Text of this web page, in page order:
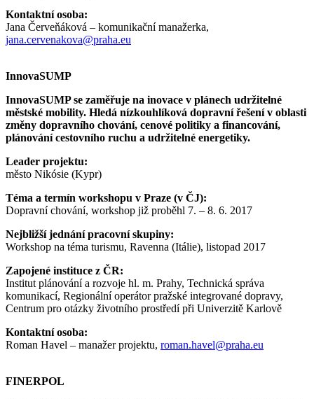
Kontaktní osoba:
Jana Červeňáková – komunikační manažerka,
jana.cervenakova@praha.eu
InnovaSUMP
InnovaSUMP se zaměřuje na inovace v plánech udržitelné
městské mobility. Hledá nízkouhlíková dopravní řešení v oblasti
změny dopravního chování, cenové politiky a financování,
plánování cestovního ruchu a udržitelné energetiky.
Leader projektu:
město Nikósie (Kypr)
Téma a termín workshopu v Praze (v ČJ):
Dopravní chování, workshop již proběhl 7. – 8. 6. 2017
Nejbližší jednání pracovní skupiny:
Workshop na téma turismu, Ravenna (Itálie), listopad 2017
Zapojené instituce z ČR:
Institut plánování a rozvoje hl. m. Prahy, Technická správa
komunikací, Regionální operátor pražské integrované dopravy,
Centrum pro otázky životního prostředí při Univerzitě Karlově
Kontaktní osoba:
Roman Havel – manažer projektu, roman.havel@praha.eu
FINERPOL